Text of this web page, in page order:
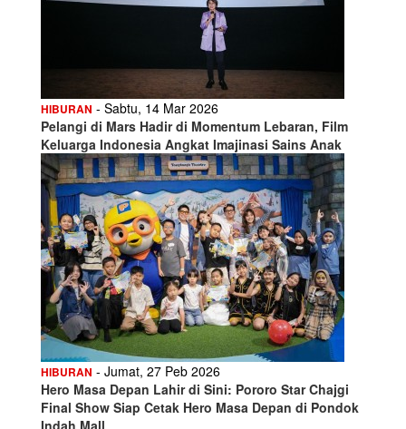
HIBURAN - Sabtu, 14 Mar 2026
Pelangi di Mars Hadir di Momentum Lebaran, Film
Keluarga Indonesia Angkat Imajinasi Sains Anak
HIBURAN - Jumat, 27 Peb 2026
Hero Masa Depan Lahir di Sini: Pororo Star Chajgi
Final Show Siap Cetak Hero Masa Depan di Pondok
Indah Mall